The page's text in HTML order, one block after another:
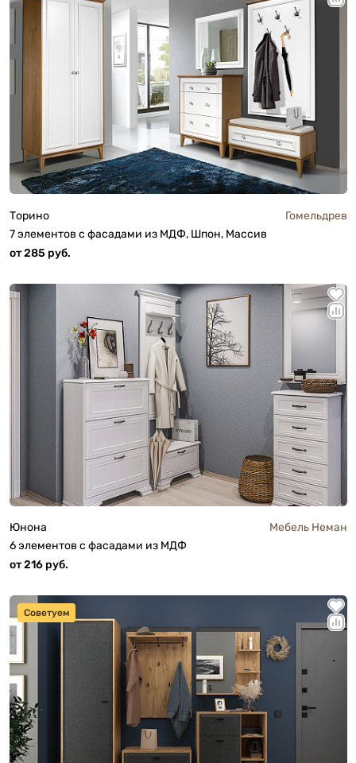
Торино
Гомельдрев
7 элементов с фасадами из МДФ, Шпон, Массив
от 285 руб.
Юнона
Мебель Неман
6 элементов с фасадами из МДФ
от 216 руб.
Советуем